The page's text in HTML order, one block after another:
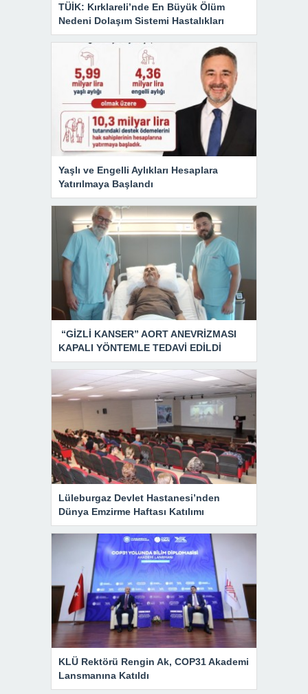
TÜİK: Kırklareli’nde En Büyük Ölüm
Nedeni Dolaşım Sistemi Hastalıkları
Yaşlı ve Engelli Aylıkları Hesaplara
Yatırılmaya Başlandı
“GİZLİ KANSER” AORT ANEVRİZMASI
KAPALI YÖNTEMLE TEDAVİ EDİLDİ
Lüleburgaz Devlet Hastanesi’nden
Dünya Emzirme Haftası Katılımı
KLÜ Rektörü Rengin Ak, COP31 Akademi
Lansmanına Katıldı